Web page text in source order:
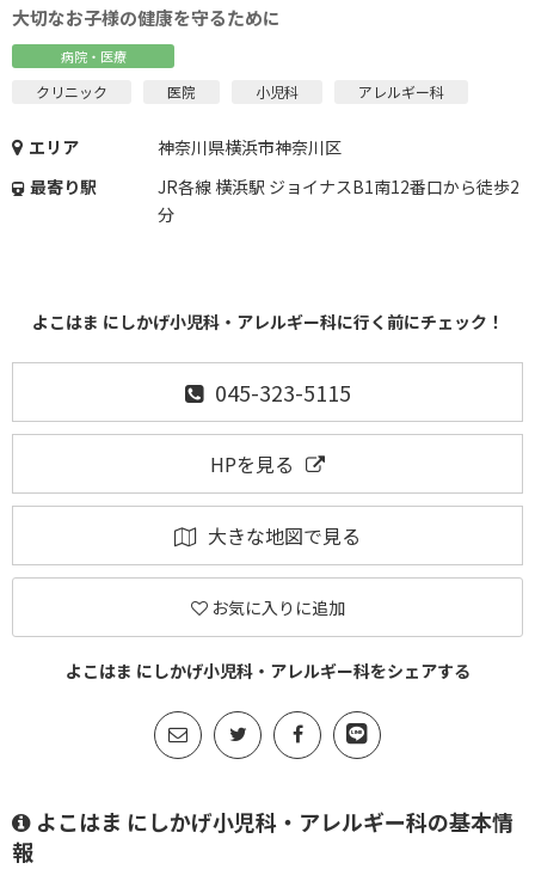
大切なお子様の健康を守るために
病院・医療
クリニック 医院 小児科 アレルギー科
エリア
神奈川県横浜市神奈川区
最寄り駅
JR各線 横浜駅 ジョイナスB1南12番口から徒歩2
分
よこはま にしかげ小児科・アレルギー科に行く前にチェック！
045-323-5115
HPを見る
大きな地図で見る
お気に入りに追加
よこはま にしかげ小児科・アレルギー科をシェアする
よこはま にしかげ小児科・アレルギー科の基本情
報